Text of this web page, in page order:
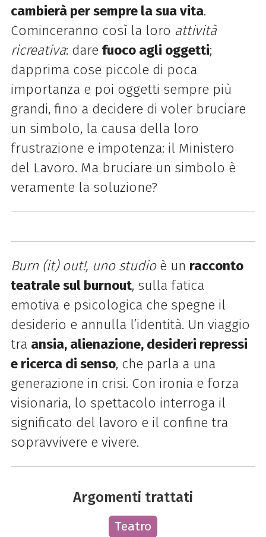
cambierà per sempre la sua vita.
Cominceranno così la loro attività
ricreativa: dare fuoco agli oggetti;
dapprima cose piccole di poca
importanza e poi oggetti sempre più
grandi, fino a decidere di voler bruciare
un simbolo, la causa della loro
frustrazione e impotenza: il Ministero
del Lavoro. Ma bruciare un simbolo è
veramente la soluzione?
Burn (it) out!, uno studioè un racconto
teatrale sul burnout, sulla fatica
emotiva e psicologica che spegne il
desiderio e annulla l’identità. Un viaggio
tra ansia, alienazione, desideri repressi
e ricerca di senso, che parla a una
generazione in crisi. Con ironia e forza
visionaria, lo spettacolo interroga il
significato del lavoro e il confine tra
sopravvivere e vivere.
Argomenti trattati
Teatro